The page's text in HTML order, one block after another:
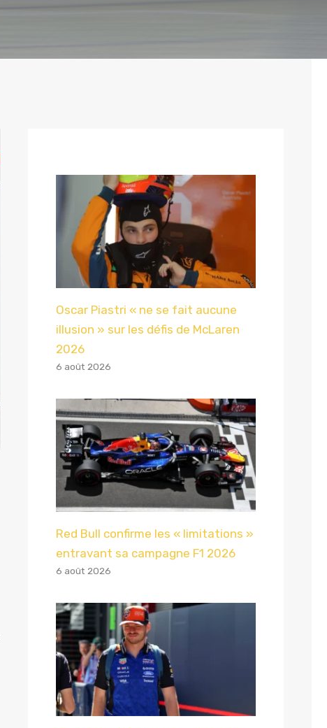
Oscar Piastri « ne se fait aucune
illusion » sur les défis de McLaren
2026
6 août 2026
Red Bull confirme les « limitations »
entravant sa campagne F1 2026
6 août 2026